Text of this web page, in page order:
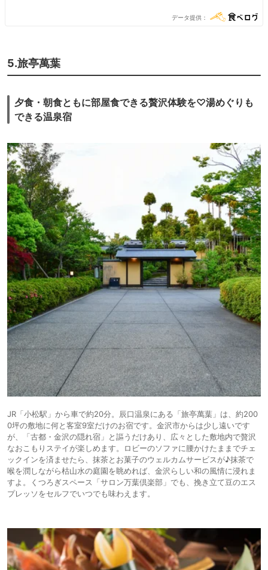
18:00 - 20:00 [금] 11:30 - 15:00 18:00 - 20:00 [토] 11:30 -
15:00 18:00 - 20:00 [일] 11:30 - 15:00 18:00 - 20:00 ■ 営業時
データ提供
5.旅亭萬葉
夕食・朝食ともに部屋食できる贅沢体験を♡湯めぐりも
できる温泉宿
JR「小松駅」から車で約20分。辰口温泉にある「旅亭萬葉」は、約200
0坪の敷地に何と客室9室だけのお宿です。金沢市からは少し遠いです
が、「古都・金沢の隠れ宿」と謳うだけあり、広々とした敷地内で贅沢
なおこもりステイが楽しめます。ロビーのソファに腰かけたままでチェ
ックインを済ませたら、抹茶とお菓子のウェルカムサービスが♪抹茶で
喉を潤しながら枯山水の庭園を眺めれば、金沢らしい和の風情に浸れま
すよ。くつろぎスペース「サロン万葉倶楽部」でも、挽き立て豆のエス
プレッソをセルフでいつでも味わえます。